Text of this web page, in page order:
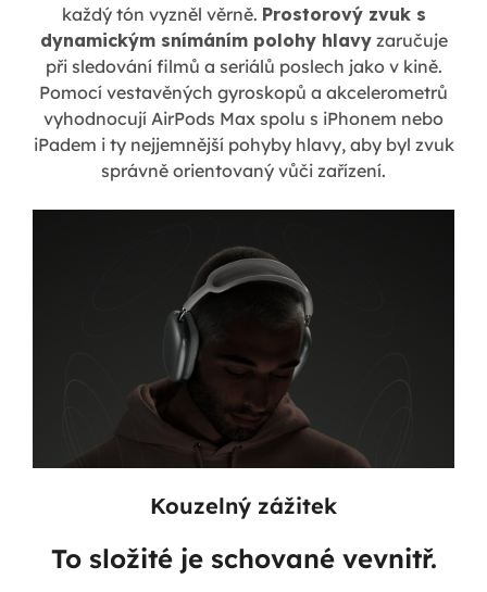
každý tón vyzněl věrně. Prostorový zvuk s
dynamickým snímáním polohy hlavyzaručuje
při sledování filmů a seriálů poslech jako v kině.
Pomocí vestavěných gyroskopů a akcelerometrů
vyhodnocují AirPods Max spolu s iPhonem nebo
iPadem i ty nejjemnější pohyby hlavy, aby byl zvuk
správně orientovaný vůči zařízení.
Kouzelný zážitek
To složité je schované vevnitř.